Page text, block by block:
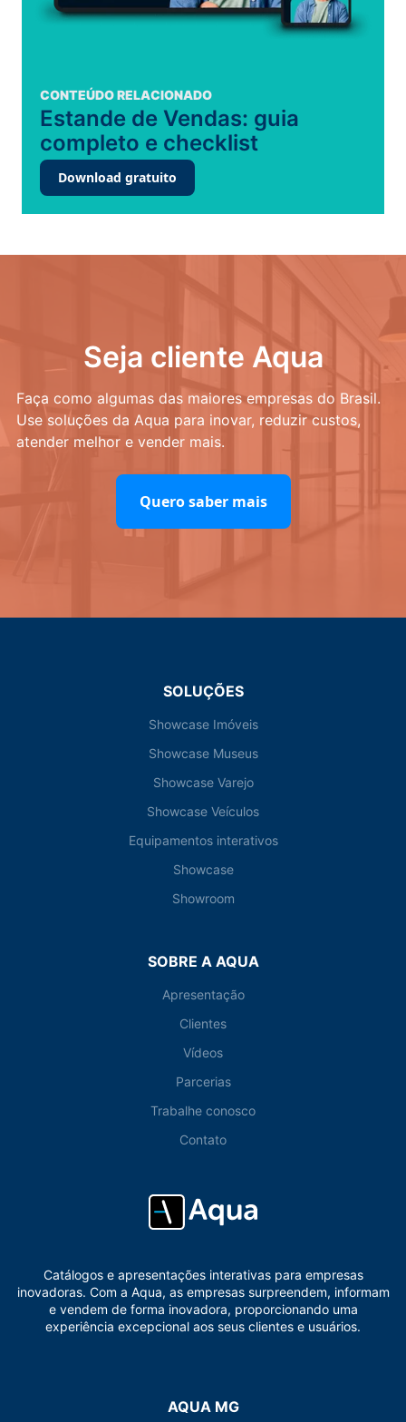
CONTEÚDO RELACIONADO
Estande de Vendas: guia
completo e checklist
Download gratuito
Seja cliente Aqua
Faça como algumas das maiores empresas do Brasil.
Use soluções da Aqua para inovar, reduzir custos,
atender melhor e vender mais.
Quero saber mais
SOLUÇÕES
Showcase Imóveis
Showcase Museus
Showcase Varejo
Showcase Veículos
Equipamentos interativos
Showcase
Showroom
SOBRE A AQUA
Apresentação
Clientes
Vídeos
Parcerias
Trabalhe conosco
Contato
Catálogos e apresentações interativas para empresas
inovadoras. Com a Aqua, as empresas surpreendem, informam
e vendem de forma inovadora, proporcionando uma
experiência excepcional aos seus clientes e usuários.
AQUA MG